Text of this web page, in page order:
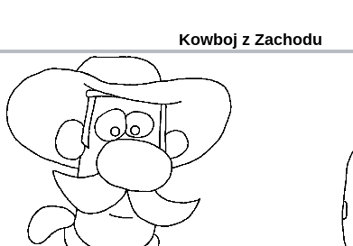
Kowboj z Zachodu